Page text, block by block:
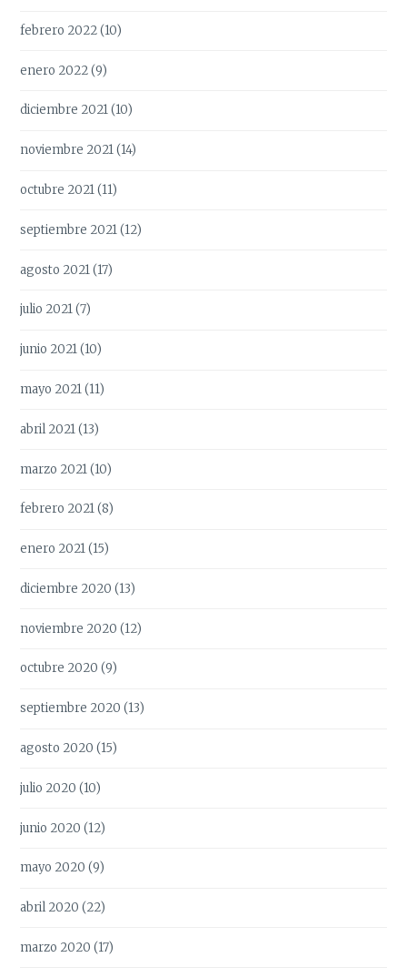
febrero 2022(10)
enero 2022(9)
diciembre 2021(10)
noviembre 2021(14)
octubre 2021(11)
septiembre 2021(12)
agosto 2021(17)
julio 2021(7)
junio 2021(10)
mayo 2021(11)
abril 2021(13)
marzo 2021(10)
febrero 2021(8)
enero 2021(15)
diciembre 2020 (13)
noviembre 2020 (12)
octubre 2020 (9)
septiembre 2020 (13)
agosto 2020 (15)
julio 2020 (10)
junio 2020 (12)
mayo 2020 (9)
abril 2020 (22)
marzo 2020 (17)